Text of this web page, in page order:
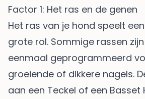
Factor 1: Het ras en de genen
Het ras van je hond speelt
grote rol. Sommige rassen
eenmaal geprogrammeerd
groeiende of dikkere nagels.
aan een Teckel of een Basset